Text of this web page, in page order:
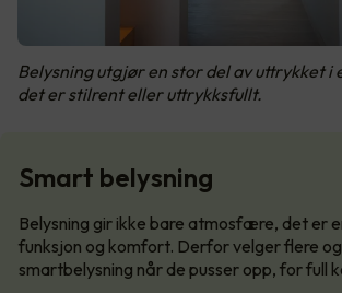
Belysning utgjør en stor del av uttrykket i
det er stilrent eller uttrykksfullt.
Smart belysning
Belysning gir ikke bare atmosfære, det er
funksjon og komfort. Derfor velger flere
smartbelysning når de pusser opp, for full